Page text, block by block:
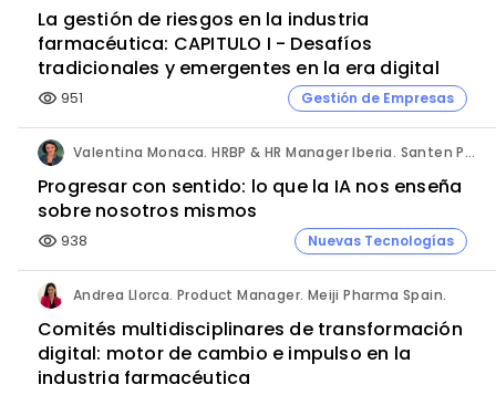
La gestión de riesgos en la industria
farmacéutica: CAPITULO I - Desafíos
tradicionales y emergentes en la era digital
visibility 951 Gestión de Empresas
Valentina Monaca. HRBP & HR Manager Iberia. Santen Pharmaceutical.
Progresar con sentido: lo que la IA nos enseña
sobre nosotros mismos
visibility 938 Nuevas Tecnologías
Andrea Llorca. Product Manager. Meiji Pharma Spain.
Comités multidisciplinares de transformación
digital: motor de cambio e impulso en la
industria farmacéutica